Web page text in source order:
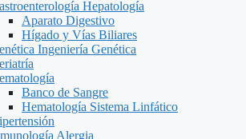
Hepatología
Aparato Digestivo
Hígado y Vías Biliares
Ingeniería Genética
Banco de Sangre
Hematología Sistema Linfático
Alergia